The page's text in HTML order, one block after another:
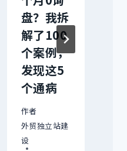
盘？我拆
解了100
个案例，
发现这5
个通病
作者
外贸独立站建
设